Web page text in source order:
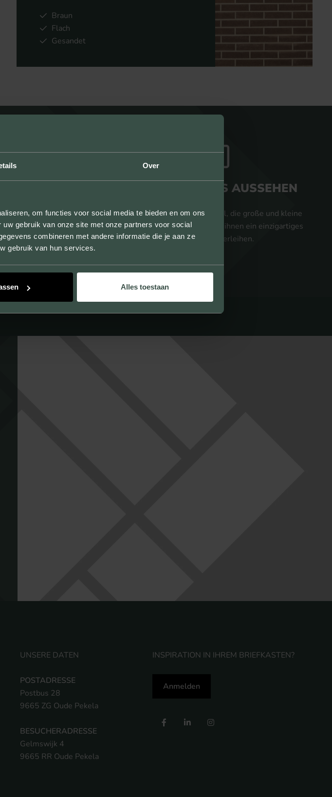
Over
om functies voor social media te bieden en om ons
gebruik van onze site met onze partners voor social
combineren met andere informatie die je aan ze
gebruik van hun services.
Alles toestaan
Braun
Flach
Gesandet
Mustern zeigen wir Ihnen
und Texturen, sondern
der Qualität unserer
EINZIGARTIGES AUSSEHEN
Wir liefern Verblendziegel, die große und kleine
Projekte verschönern und ihnen ein einzigartiges
Aussehen verleihen.
UNSERE DATEN
POSTADRESSE
Postbus 28
9665 ZG Oude Pekela
BESUCHERADRESSE
Gelmswijk 4
9665 RR Oude Pekela
INSPIRATION IN IHREM BRIEFKASTEN?
Anmelden